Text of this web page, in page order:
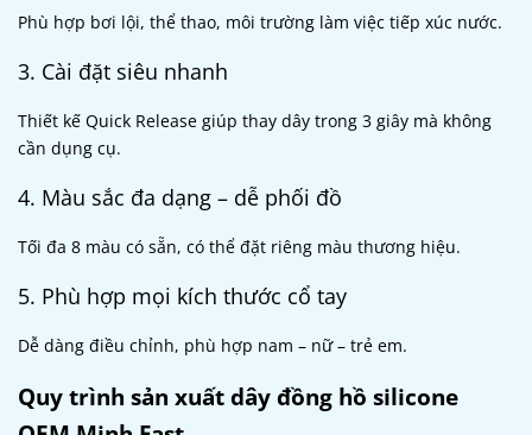
Phù hợp bơi lội, thể thao, môi trường làm việc tiếp xúc nước.
3. Cài đặt siêu nhanh
Thiết kế Quick Release giúp thay dây trong 3 giây mà không
cần dụng cụ.
4. Màu sắc đa dạng – dễ phối đồ
Tối đa 8 màu có sẵn, có thể đặt riêng màu thương hiệu.
5. Phù hợp mọi kích thước cổ tay
Dễ dàng điều chỉnh, phù hợp nam – nữ – trẻ em.
Quy trình sản xuất dây đồng hồ silicone